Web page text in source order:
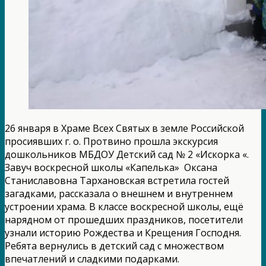
26 января в Храме Всех Святых в земле Российской
просиявших г. о. Протвино прошла экскурсия
дошкольников МБДОУ Детский сад № 2 «Искорка «.
Завуч воскресной школы «Капелька» Оксана
Станиславовна Тархановская встретила гостей
загадками, рассказала о внешнем и внутреннем
устроении храма. В классе воскресной школы, ещё
нарядном от прошедших праздников, посетители
узнали историю Рождества и Крещения Господня.
Ребята вернулись в детский сад с множеством
впечатлений и сладкими подарками.